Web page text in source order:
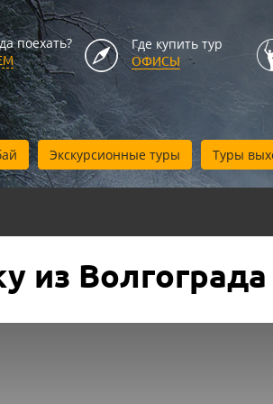
поехать? Где купить тур
ОФИСЫ
Экскурсионные туры Туры
из Волгограда